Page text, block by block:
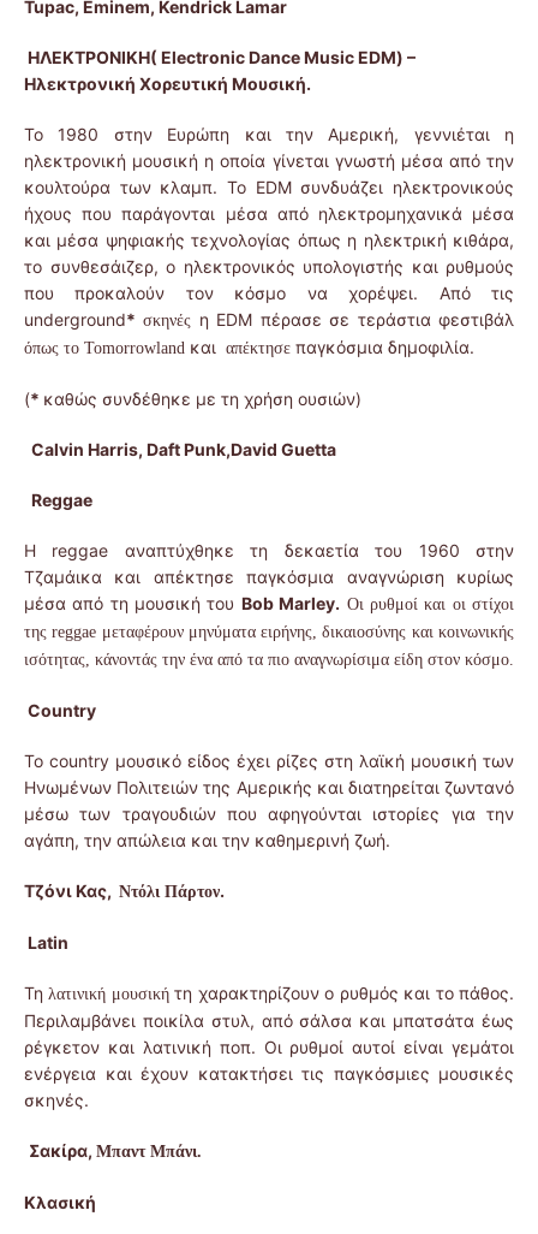
Tupac, Eminem, Kendrick Lamar
ΗΛΕΚΤΡΟΝΙΚΗ( ElectronicDance Music EDM) –
Ηλεκτρονική Χορευτική Μουσική.
Το 1980 στην Ευρώπη και την Αμερική, γεννιέται η
ηλεκτρονική μουσική η οποία γίνεται γνωστή μέσα από την
κουλτούρα των κλαμπ. Το EDM συνδυάζει ηλεκτρονικούς
ήχους που παράγονται μέσα από ηλεκτρομηχανικά μέσα
και μέσα ψηφιακής τεχνολογίας όπως η ηλεκτρική κιθάρα,
το συνθεσάιζερ, ο ηλεκτρονικός υπολογιστής και ρυθμούς
που προκαλούν τον κόσμο να χορέψει. Από τις
underground* σκηνές η EDM πέρασε σε τεράστια φεστιβάλ
όπως το Tomorrowland και απέκτησε παγκόσμια δημοφιλία.
(* καθώς συνδέθηκε με τη χρήση ουσιών)
Calvin Harris, Daft Punk,David Guetta
Reggae
Η reggae αναπτύχθηκε τη δεκαετία του 1960 στην
Τζαμάικα και απέκτησε παγκόσμια αναγνώριση κυρίως
μέσα από τη μουσική του Bob Marley. Οι ρυθμοί και οι στίχοι
της reggae μεταφέρουν μηνύματα ειρήνης, δικαιοσύνης και κοινωνικής
ισότητας, κάνοντάς την ένα από τα πιο αναγνωρίσιμα είδη στον κόσμο.
Country
Το country μουσικό είδος έχει ρίζες στη λαϊκή μουσική των
Ηνωμένων Πολιτειών της Αμερικής και διατηρείται ζωντανό
μέσω των τραγουδιών που αφηγούνται ιστορίες για την
αγάπη, την απώλεια και την καθημερινή ζωή.
Τζόνι Κας, Ντόλι Πάρτον.
Latin
Τηλατινική μουσικήτη χαρακτηρίζουν ο ρυθμός και το πάθος.
Περιλαμβάνει ποικίλα στυλ, από σάλσα και μπατσάτα έως
ρέγκετον και λατινική ποπ. Οι ρυθμοί αυτοί είναι γεμάτοι
ενέργεια και έχουν κατακτήσει τις παγκόσμιες μουσικές
σκηνές.
Σακίρα, Μπαντ Μπάνι.
Κλασική